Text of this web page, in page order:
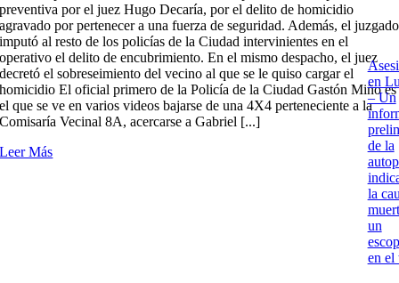
preventiva por el juez Hugo Decaría, por el delito de homicidio
agravado por pertenecer a una fuerza de seguridad. Además, el juzgado
imputó al resto de los policías de la Ciudad intervinientes en el
operativo el delito de encubrimiento. En el mismo despacho, el juez
decretó el sobreseimiento del vecino al que se le quiso cargar el
homicidio El oficial primero de la Policía de la Ciudad Gastón Miño es
el que se ve en varios videos bajarse de una 4X4 perteneciente a la
Comisaría Vecinal 8A, acercarse a Gabriel [...]
Leer Más
en
– Un
de la
la
un
en el